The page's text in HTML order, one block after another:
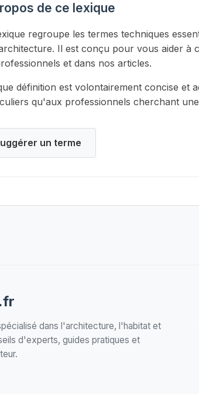
de ce lexique
regroupe les termes techniques
Il est conçu pour vous aider à
et dans nos articles.
définition est volontairement concise et
qu'aux professionnels cherchant
un terme
dans l'architecture, l'habitat et
d'experts, guides pratiques et